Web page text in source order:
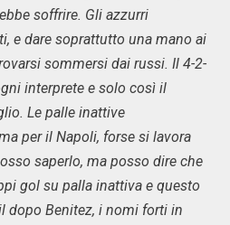
soffrire. Gli azzurri
e dare soprattutto una mano ai
sommersi dai russi. Il 4-2-
interprete e solo così il
Le palle inattive
per il Napoli, forse si lavora
saperlo, ma posso dire che
gol su palla inattiva e questo
dopo Benitez, i nomi forti in